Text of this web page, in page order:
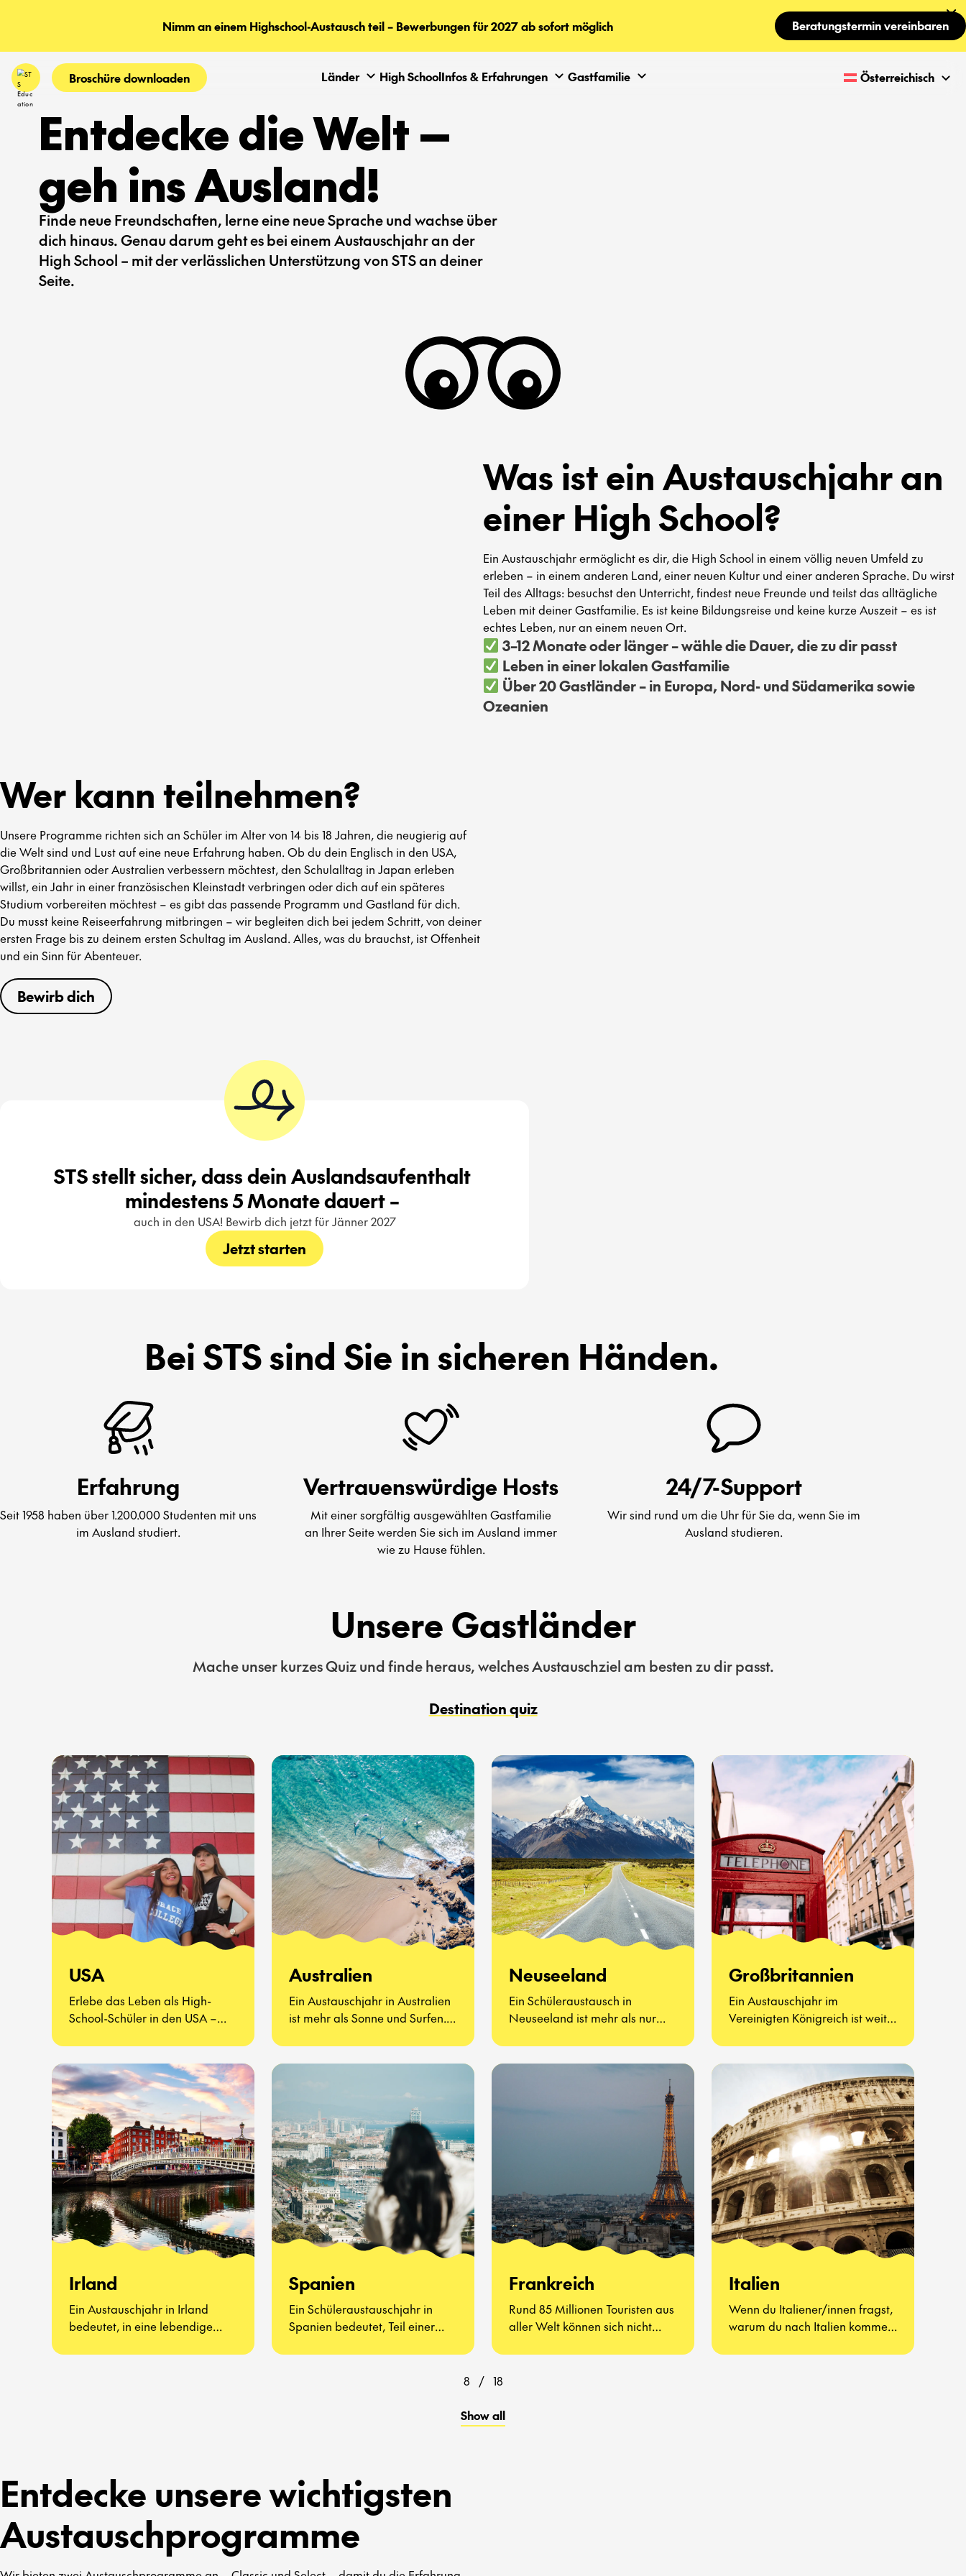
Nimm an einem Highschool-Austausch teil – Bewerbungen für 2027 ab sofort möglich Beratungstermin vereinbaren
Broschüre downloaden Länder High SchoolInfos & Erfahrungen Gastfamilie Österreichisch
Entdecke die Welt —
geh ins Ausland!
Finde neue Freundschaften, lerne eine neue Sprache und wachse über
dich hinaus. Genau darum geht es bei einem Austauschjahr an der
High School – mit der verlässlichen Unterstützung von STS an deiner
Seite.
Was ist ein Austauschjahr an
einer High School?
Ein Austauschjahr ermöglicht es dir, die High School in einem völlig neuen Umfeld zu
erleben – in einem anderen Land, einer neuen Kultur und einer anderen Sprache. Du wirst
Teil des Alltags: besuchst den Unterricht, findest neue Freunde und teilst das alltägliche
Leben mit deiner Gastfamilie. Es ist keine Bildungsreise und keine kurze Auszeit – es ist
echtes Leben, nur an einem neuen Ort.
3–12 Monate oder länger – wähle die Dauer, die zu dir passt
Leben in einer lokalen Gastfamilie
Über 20 Gastländer – in Europa, Nord- und Südamerika sowie
Ozeanien
Wer kann teilnehmen?
Unsere Programme richten sich an Schüler im Alter von 14 bis 18 Jahren, die neugierig auf
die Welt sind und Lust auf eine neue Erfahrung haben. Ob du dein Englisch in den USA,
Großbritannien oder Australien verbessern möchtest, den Schulalltag in Japan erleben
willst, ein Jahr in einer französischen Kleinstadt verbringen oder dich auf ein späteres
Studium vorbereiten möchtest – es gibt das passende Programm und Gastland für dich.
Du musst keine Reiseerfahrung mitbringen – wir begleiten dich bei jedem Schritt, von deiner
ersten Frage bis zu deinem ersten Schultag im Ausland. Alles, was du brauchst, ist Offenheit
und ein Sinn für Abenteuer.
Bewirb dich
STS stellt sicher, dass dein Auslandsaufenthalt
mindestens 5 Monate dauert –
auch in den USA! Bewirb dich jetzt für Jänner 2027
Jetzt starten
Bei STS sind Sie in sicheren Händen.
Erfahrung
Seit 1958 haben über 1.200.000 Studenten mit uns
im Ausland studiert.
Vertrauenswürdige Hosts
Mit einer sorgfältig ausgewählten Gastfamilie
an Ihrer Seite werden Sie sich im Ausland immer
wie zu Hause fühlen.
24/7-Support
Wir sind rund um die Uhr für Sie da, wenn Sie im
Ausland studieren.
Unsere Gastländer
Mache unser kurzes Quiz und finde heraus, welches Austauschziel am besten zu dir passt.
Destination quiz
USA
Erlebe das Leben als High-
School-Schüler in den USA –
Australien
Ein Austauschjahr in Australien
ist mehr als Sonne und Surfen.
Schulalltag auf der anderen
Seite der Welt anfühlt.
Neuseeland
Ein Schüleraustausch in
Neuseeland ist mehr als nur
geht darum, eine ganz neue Art
Großbritannien
Ein Austauschjahr im
Vereinigten Königreich ist weit
Irland
Ein Austauschjahr in Irland
bedeutet, in eine lebendige
Spanien
Ein Schüleraustauschjahr in
Spanien bedeutet, Teil einer
Frankreich
Rund 85 Millionen Touristen aus
aller Welt können sich nicht
Italien
Wenn du Italiener/innen fragst,
warum du nach Italien kommen
8 / 18
Show all
Entdecke unsere wichtigsten
Austauschprogramme